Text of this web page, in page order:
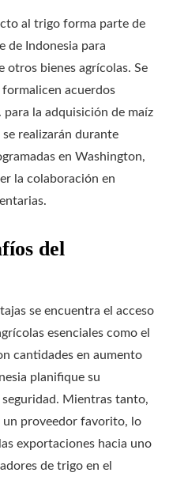
al trigo forma parte de
de Indonesia para
otros bienes agrícolas. Se
acuerdos
la adquisición de maíz
realizarán durante
en Washington,
la colaboración en
del
se encuentra el acceso
esenciales como el
cantidades en aumento
planifique su
Mientras tanto,
un proveedor favorito, lo
exportaciones hacia uno
de trigo en el